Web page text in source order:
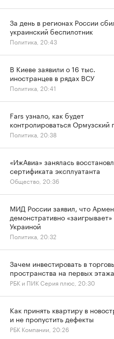
За день в регионах России
украинский беспилотник
Политика, 20:43
В Киеве заявили о 16 тыс.
иностранцев в рядах ВСУ
Политика, 20:41
Fars узнало, как будет
контролироваться Ормузский
Политика, 20:38
«ИжАвиа» занялась
сертификата эксплуатанта
Общество, 20:36
МИД России заявил, что
демонстративно «заигрывает»
Украиной
Политика, 20:32
Зачем инвестировать в
пространства на первых
РБК и ПИК Серия плюс, 20:30
Как принять квартиру в
и не пропустить дефекты
РБК Компании, 20:26